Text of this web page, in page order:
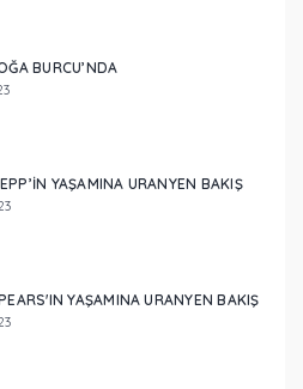
BURCU’NDA
YAŞAMINA URANYEN BAKIŞ
YAŞAMINA URANYEN BAKIŞ